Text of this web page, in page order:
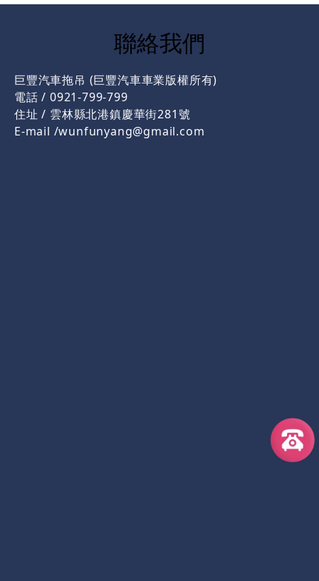
聯絡我們
巨豐汽車拖吊 (巨豐汽車車業版權所有)
電話 / 0921-799-799
住址 / 雲林縣北港鎮慶華街281號
E-mail /wunfunyang@gmail.com